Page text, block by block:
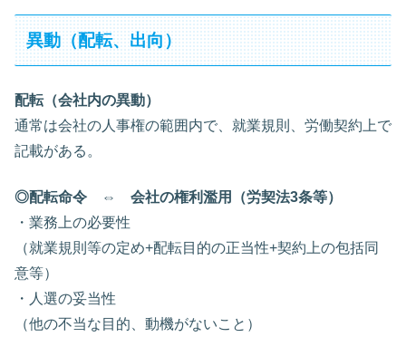
異動（配転、出向）
配転（会社内の異動）
通常は会社の人事権の範囲内で、就業規則、労働契約上で
記載がある。
◎配転命令 ⇔ 会社の権利濫用（労契法3条等）
・業務上の必要性
（就業規則等の定め+配転目的の正当性+契約上の包括同
意等）
・人選の妥当性
（他の不当な目的、動機がないこと）